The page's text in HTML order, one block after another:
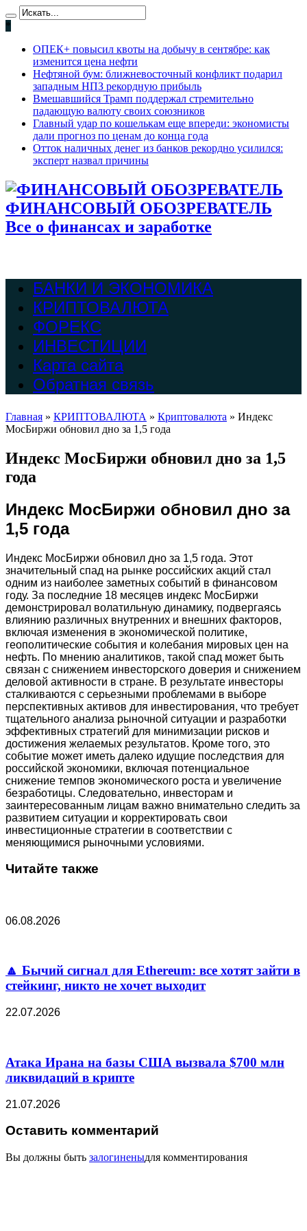
*
ОПЕК+ повысил квоты на добычу в сентябре: как
изменится цена нефти
Нефтяной бум: ближневосточный конфликт подарил
западным НПЗ рекордную прибыль
Вмешавшийся Трамп поддержал стремительно
падающую валюту своих союзников
Главный удар по кошелькам еще впереди: экономисты
дали прогноз по ценам до конца года
Отток наличных денег из банков рекордно усилился:
эксперт назвал причины
ФИНАНСОВЫЙ ОБОЗРЕВАТЕЛЬ
Все о финансах и заработке
БАНКИ И ЭКОНОМИКА
КРИПТОВАЛЮТА
ФОРЕКС
ИНВЕСТИЦИИ
Карта сайта
Обратная связь
Главная » КРИПТОВАЛЮТА » Криптовалюта » Индекс
МосБиржи обновил дно за 1,5 года
Индекс МосБиржи обновил дно за 1,5
года
Индекс МосБиржи обновил дно за
1,5 года
Индекс МосБиржи обновил дно за 1,5 года. Этот
значительный спад на рынке российских акций стал
одним из наиболее заметных событий в финансовом
году. За последние 18 месяцев индекс МосБиржи
демонстрировал волатильную динамику, подвергаясь
влиянию различных внутренних и внешних факторов,
включая изменения в экономической политике,
геополитические события и колебания мировых цен на
нефть. По мнению аналитиков, такой спад может быть
связан с снижением инвесторского доверия и снижением
деловой активности в стране. В результате инвесторы
сталкиваются с серьезными проблемами в выборе
перспективных активов для инвестирования, что требует
тщательного анализа рыночной ситуации и разработки
эффективных стратегий для минимизации рисков и
достижения желаемых результатов. Кроме того, это
событие может иметь далеко идущие последствия для
российской экономики, включая потенциальное
снижение темпов экономического роста и увеличение
безработицы. Следовательно, инвесторам и
заинтересованным лицам важно внимательно следить за
развитием ситуации и корректировать свои
инвестиционные стратегии в соответствии с
меняющимися рыночными условиями.
Читайте также
06.08.2026
🔼 Бычий сигнал для Ethereum: все хотят зайти в
стейкинг, никто не хочет выходит
22.07.2026
Атака Ирана на базы США вызвала $700 млн
ликвидаций в крипте
21.07.2026
Оставить комментарий
Вы должны быть залогиненыдля комментирования